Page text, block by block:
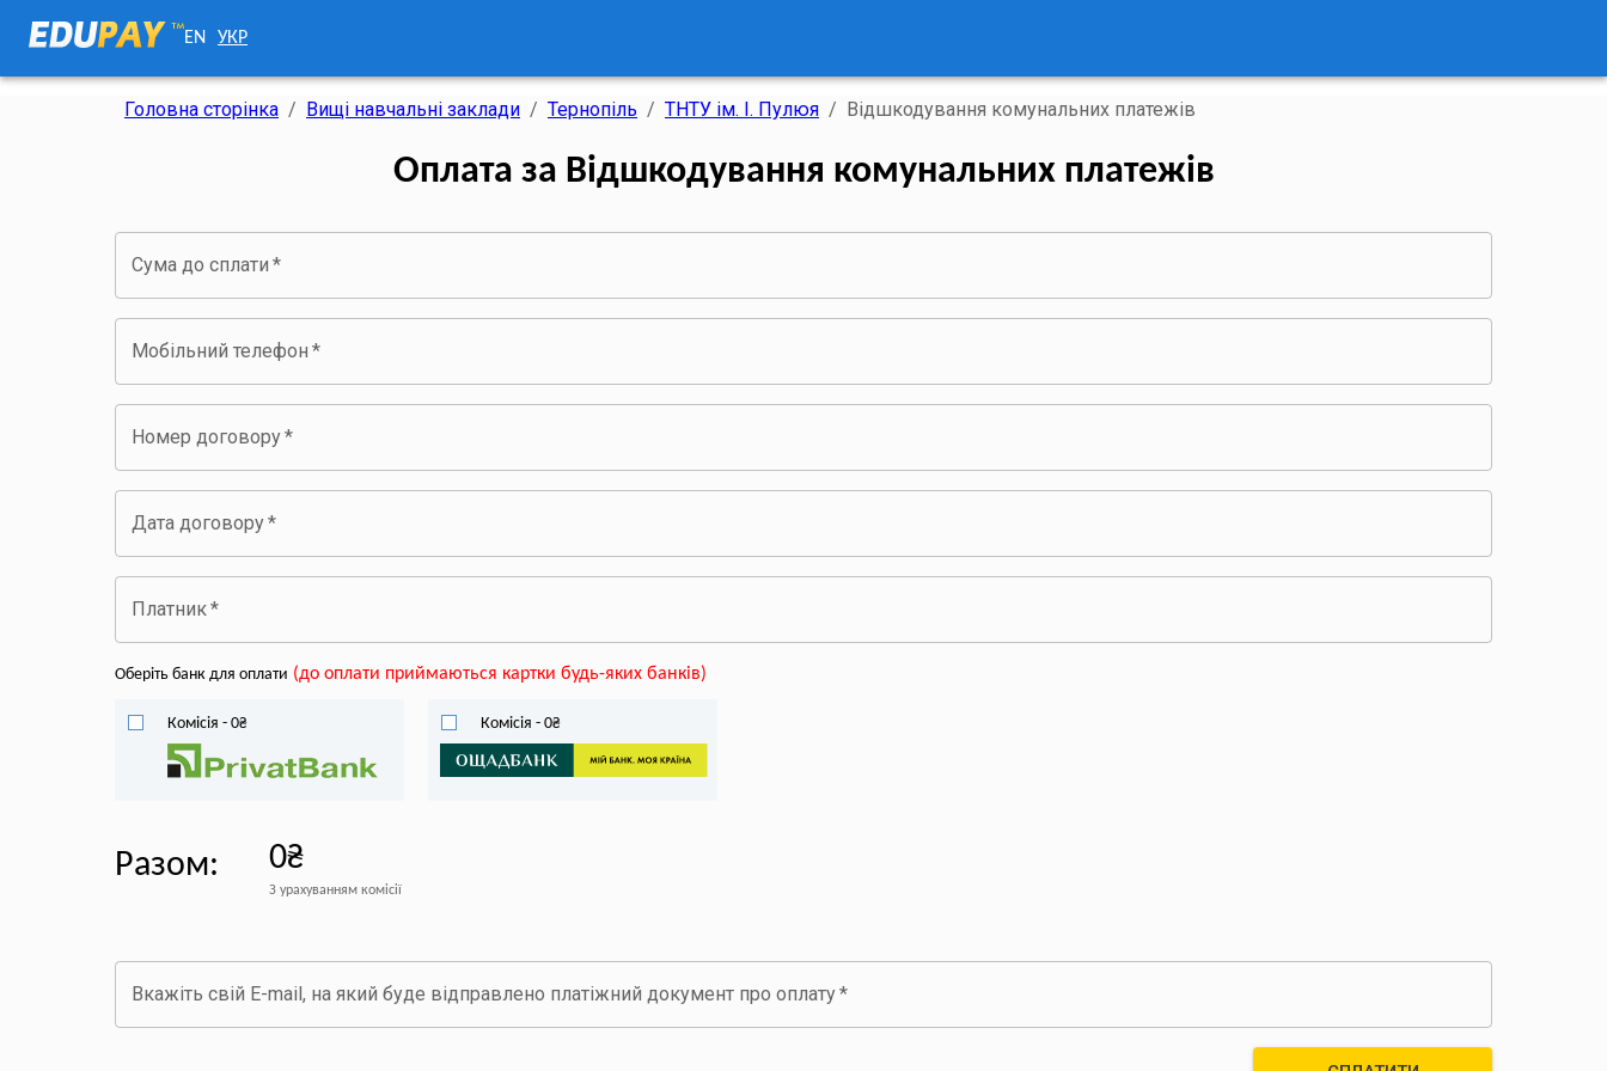
EN УКР
Головна сторінка / Вищі навчальні заклади / Тернопіль / ТНТУ ім. І. Пулюя / Відшкодування комунальних платежів
Оплата за Відшкодування комунальних платежів
Сума до сплати *
Мобільний телефон *
Номер договору*
Дата договору*
Платник*
Оберіть банк для оплати (до оплати приймаються картки будь-яких банків)
Комісія - 0₴ Комісія - 0₴
Разом: 0₴
З урахуванням комісії
Вкажіть свій E-mail, на який буде відправлено платіжний документ про оплату*